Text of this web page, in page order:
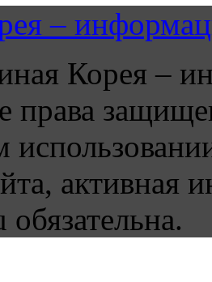
–
Корея –
права
активная